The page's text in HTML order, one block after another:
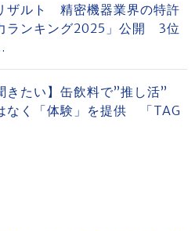
ザルト 精密機器業界の特許
ランキング2025」公開 3位
きたい】缶飲料で”推し活”
なく「体験」を提供 「TAG